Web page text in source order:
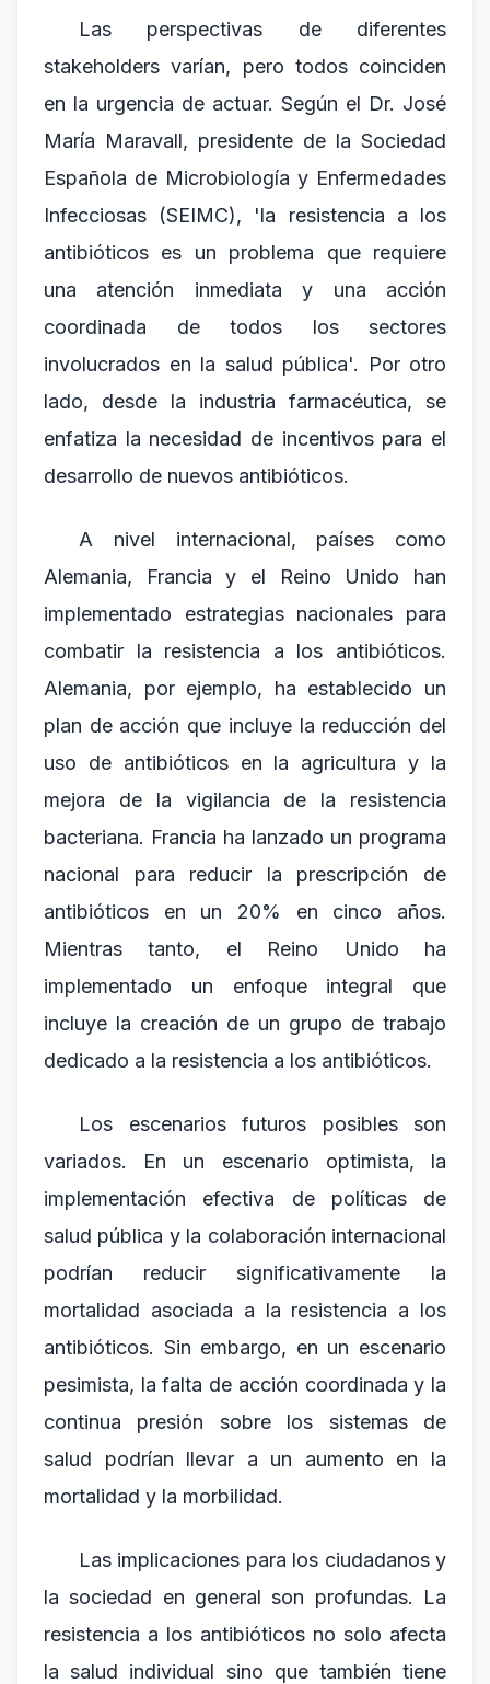
Las perspectivas de diferentes
stakeholders varían, pero todos coinciden
en la urgencia de actuar. Según el Dr. José
María Maravall, presidente de la Sociedad
Española de Microbiología y Enfermedades
Infecciosas (SEIMC), 'la resistencia a los
antibióticos es un problema que requiere
una atención inmediata y una acción
coordinada de todos los sectores
involucrados en la salud pública'. Por otro
lado, desde la industria farmacéutica, se
enfatiza la necesidad de incentivos para el
desarrollo de nuevos antibióticos.
A nivel internacional, países como
Alemania, Francia y el Reino Unido han
implementado estrategias nacionales para
combatir la resistencia a los antibióticos.
Alemania, por ejemplo, ha establecido un
plan de acción que incluye la reducción del
uso de antibióticos en la agricultura y la
mejora de la vigilancia de la resistencia
bacteriana. Francia ha lanzado un programa
nacional para reducir la prescripción de
antibióticos en un 20% en cinco años.
Mientras tanto, el Reino Unido ha
implementado un enfoque integral que
incluye la creación de un grupo de trabajo
dedicado a la resistencia a los antibióticos.
Los escenarios futuros posibles son
variados. En un escenario optimista, la
implementación efectiva de políticas de
salud pública y la colaboración internacional
podrían reducir significativamente la
mortalidad asociada a la resistencia a los
antibióticos. Sin embargo, en un escenario
pesimista, la falta de acción coordinada y la
continua presión sobre los sistemas de
salud podrían llevar a un aumento en la
mortalidad y la morbilidad.
Las implicaciones para los ciudadanos y
la sociedad en general son profundas. La
resistencia a los antibióticos no solo afecta
la salud individual sino que también tiene